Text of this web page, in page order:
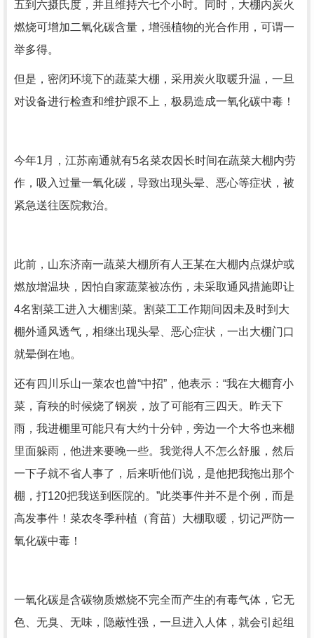
五到六摄氏度，并且维持六七个小时。同时，大棚内炭火
燃烧可增加二氧化碳含量，增强植物的光合作用，可谓一
举多得。
但是，密闭环境下的蔬菜大棚，采用炭火取暖升温，一旦
对设备进行检查和维护跟不上，极易造成一氧化碳中毒！
今年1月，江苏南通就有5名菜农因长时间在蔬菜大棚内劳
作，吸入过量一氧化碳，导致出现头晕、恶心等症状，被
紧急送往医院救治。
此前，山东济南一蔬菜大棚所有人王某在大棚内点煤炉或
燃放增温块，因怕自家蔬菜被冻伤，未采取通风措施即让
4名割菜工进入大棚割菜。割菜工工作期间因未及时到大
棚外通风透气，相继出现头晕、恶心症状，一出大棚门口
就晕倒在地。
还有四川乐山一菜农也曾“中招”，他表示：“我在大棚育小
菜，育秧的时候烧了钢炭，放了可能有三四天。昨天下
雨，我进棚里可能只有大约十分钟，旁边一个大爷也来棚
里面躲雨，他进来要晚一些。我觉得人不怎么舒服，然后
一下子就不省人事了，后来听他们说，是他把我拖出那个
棚，打120把我送到医院的。”此类事件并不是个例，而是
高发事件！菜农冬季种植（育苗）大棚取暖，切记严防一
氧化碳中毒！
一氧化碳是含碳物质燃烧不完全而产生的有毒气体，它无
色、无臭、无味，隐蔽性强，一旦进入人体，就会引起组